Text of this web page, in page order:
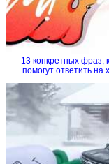
13 конкретных фраз,
помогут ответить на